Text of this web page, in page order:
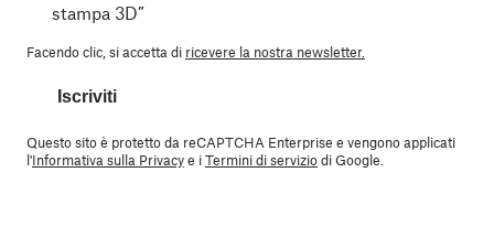
stampa 3D”
Facendo clic, si accetta di ricevere la nostra newsletter.
Iscriviti
Questo sito è protetto da reCAPTCHA Enterprise e vengono applicati
l'Informativa sulla Privacye iTermini di serviziodi Google.